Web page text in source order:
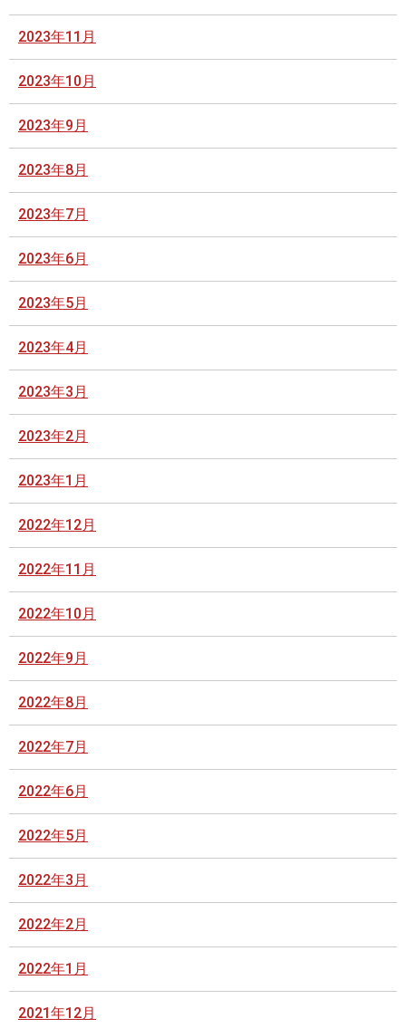
2023年11月
2023年10月
2023年9月
2023年8月
2023年7月
2023年6月
2023年5月
2023年4月
2023年3月
2023年2月
2023年1月
2022年12月
2022年11月
2022年10月
2022年9月
2022年8月
2022年7月
2022年6月
2022年5月
2022年3月
2022年2月
2022年1月
2021年12月